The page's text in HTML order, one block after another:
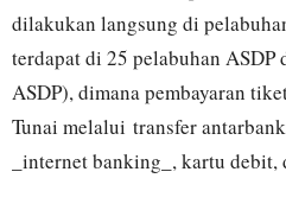
dilakukan langsung di
terdapat di 25 pelabuhan ASDP
ASDP), dimana pembayaran
Tunai melalui transfer
_internet banking_, kartu debit,